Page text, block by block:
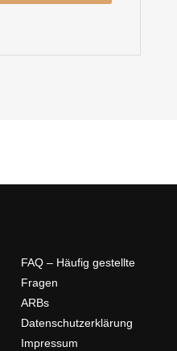
FAQ – Häufig gestellte
Fragen
ARBs
Datenschutzerklärung
Impressum